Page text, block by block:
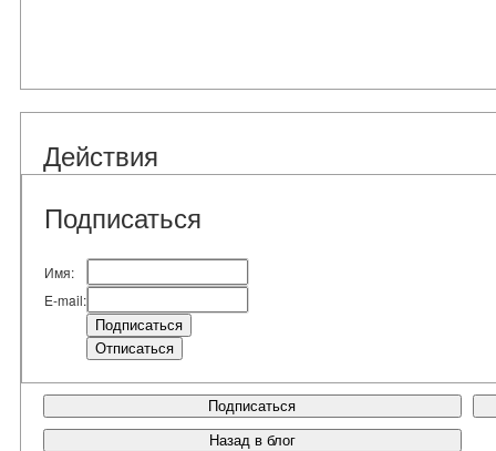
Действия
Подписаться
Имя:
E-mail:
Подписаться
Назад в блог